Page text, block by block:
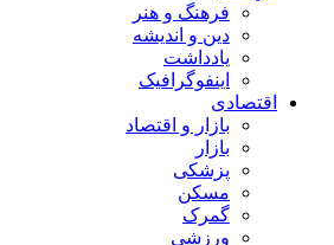
فرهنگ و هنر
دین و اندیشه
یادداشت
اینفوگرافیک
اقتصادی
بازار و اقتصاد
بازار
پزشکی
مسکن
گمرک
ورزشی